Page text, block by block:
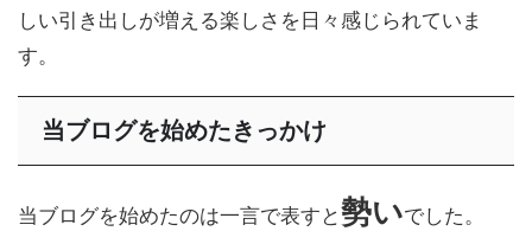
しい引き出しが増える楽しさを日々感じられていま
す。
当ブログを始めたきっかけ
当ブログを始めたのは一言で表すと勢いでした。